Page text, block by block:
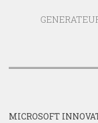
MICROSOFT